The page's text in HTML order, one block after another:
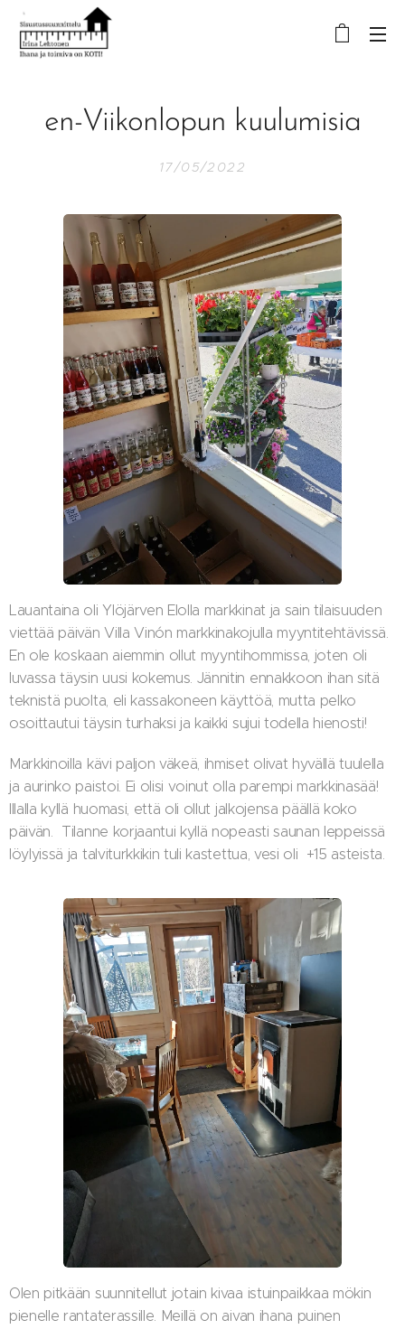
en-Viikonlopun kuulumisia
17/05/2022
Lauantaina oli Ylöjärven Elolla markkinat ja sain tilaisuuden
viettää päivän Villa Vinón markkinakojulla myyntitehtävissä.
En ole koskaan aiemmin ollut myyntihommissa, joten oli
luvassa täysin uusi kokemus. Jännitin ennakkoon ihan sitä
teknistä puolta, eli kassakoneen käyttöä, mutta pelko
osoittautui täysin turhaksi ja kaikki sujui todella hienosti!
Markkinoilla kävi paljon väkeä, ihmiset olivat hyvällä tuulella
ja aurinko paistoi. Ei olisi voinut olla parempi markkinasää!
Illalla kyllä huomasi, että oli ollut jalkojensa päällä koko
päivän. Tilanne korjaantui kyllä nopeasti saunan leppeissä
löylyissä ja talviturkkikin tuli kastettua, vesi oli +15 asteista.
Olen pitkään suunnitellut jotain kivaa istuinpaikkaa mökin
pienelle rantaterassille. Meillä on aivan ihana puinen